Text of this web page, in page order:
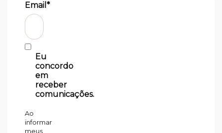
Email*
Eu
concordo
em
receber
comunicações.
Ao
informar
meus